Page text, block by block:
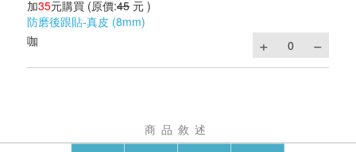
加35元購買 (原價:45 元 )
防磨後跟貼-真皮 (8mm)
咖
商品敘述